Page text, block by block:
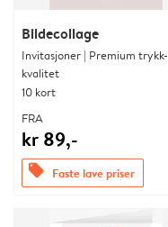
Bildecollage
Invitasjoner | Premium trykk-
kvalitet
10 kort
FRA
kr 89,-
offers Faste lave priser